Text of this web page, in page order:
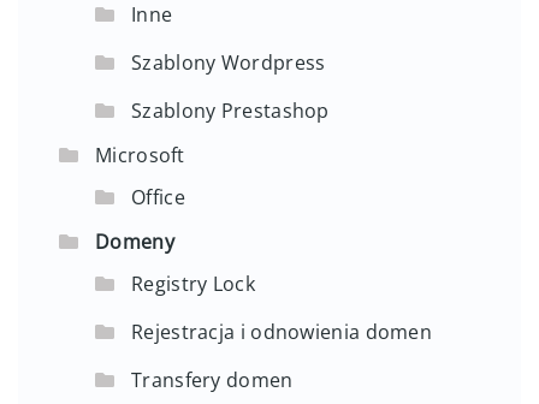
Inne
Szablony Wordpress
Szablony Prestashop
Microsoft
Office
Domeny
Registry Lock
Rejestracja i odnowienia domen
Transfery domen